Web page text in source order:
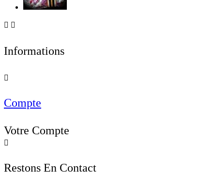
 
Informations

Compte
Votre Compte

Restons En Contact